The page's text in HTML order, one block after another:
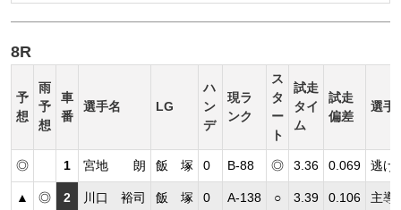
8R
予
想
雨
予
想
車
番
選手名 LG
ハ
ン
デ
現ラ
ンク
ス
タ
ー
ト
試走
タイ
ム
試走
偏差
選手
◎ 1 宮地 朗 飯 塚 0 B-88 ◎ 3.36 0.069 逃げ
▲ ◎ 2 川口 裕司 飯 塚 0 A-138 ○ 3.39 0.106 主導